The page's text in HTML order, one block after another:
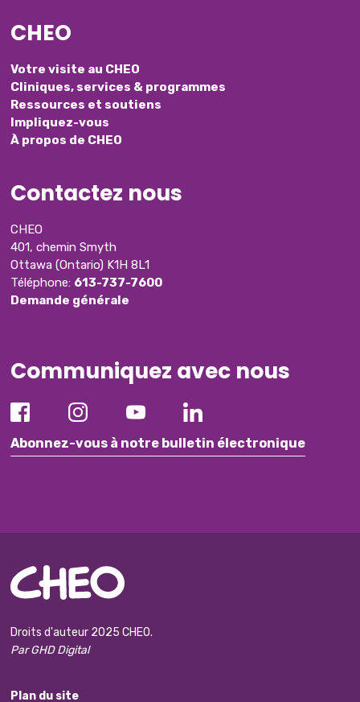
CHEO
Votre visite au CHEO
Cliniques, services & programmes
Ressources et soutiens
Impliquez-vous
À propos de CHEO
Contactez nous
CHEO
401, chemin Smyth
Ottawa (Ontario) K1H 8L1
Téléphone: 613-737-7600
Demande générale
Communiquez avec nous
Abonnez-vous à notre bulletin électronique
Droits d'auteur 2025 CHEO.
Par GHD Digital
Plan du site